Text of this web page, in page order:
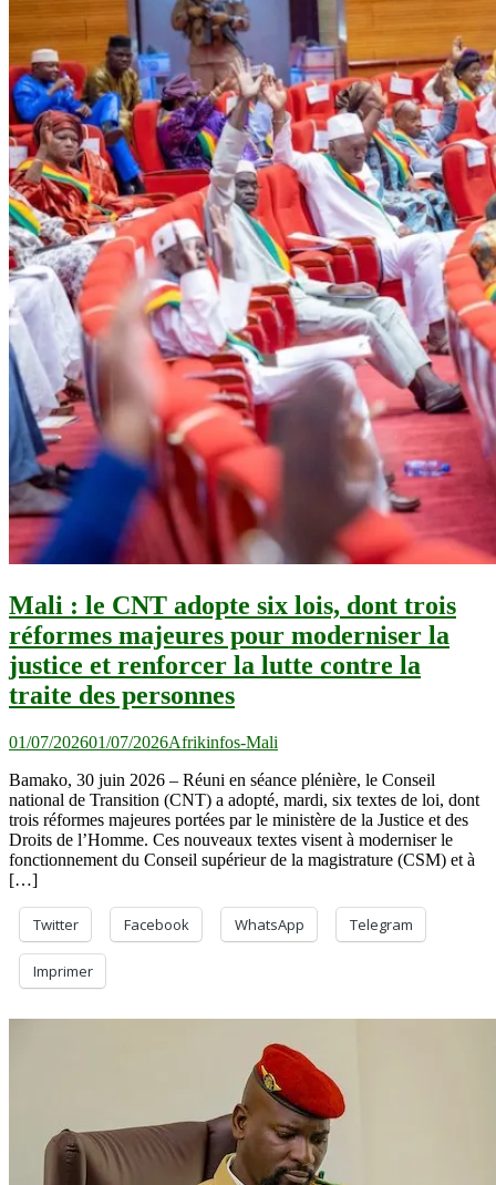
Mali : le CNT adopte six lois, dont trois
réformes majeures pour moderniser la
justice et renforcer la lutte contre la
traite des personnes
01/07/202601/07/2026Afrikinfos-Mali
Bamako, 30 juin 2026 – Réuni en séance plénière, le Conseil
national de Transition (CNT) a adopté, mardi, six textes de loi, dont
trois réformes majeures portées par le ministère de la Justice et des
Droits de l’Homme. Ces nouveaux textes visent à moderniser le
fonctionnement du Conseil supérieur de la magistrature (CSM) et à
[…]
Twitter Facebook WhatsApp Telegram
Imprimer